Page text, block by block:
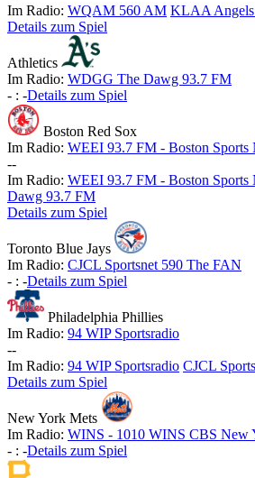
Im Radio: WQAM 560 AM KLAA
Details zum Spiel
Athletics
Im Radio: WDGG The Dawg 93.7 FM
- : -Details zum Spiel
Boston Red Sox
Im Radio: WEEI 93.7 FM - Boston Sports
--
Im Radio: WEEI 93.7 FM - Boston Sports
Dawg 93.7 FM
Details zum Spiel
Toronto Blue Jays
Im Radio: CJCL Sportsnet 590 The FAN
- : -Details zum Spiel
Philadelphia Phillies
Im Radio: 94 WIP Sportsradio
--
Im Radio: 94 WIP Sportsradio CJCL
Details zum Spiel
New York Mets
Im Radio: WINS - 1010 WINS CBS New
- : -Details zum Spiel